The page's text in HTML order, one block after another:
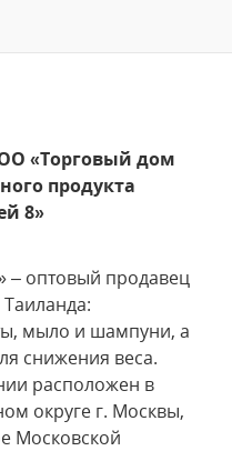
«Торговый дом
продукта
8»
оптовый продавец
мыло и шампуни, а
снижения веса.
расположен в
округе г. Москвы,
Московской